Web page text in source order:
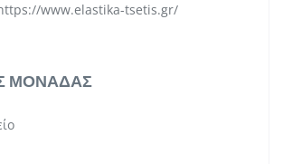
www.elastika-tsetis.gr/
ΜΟΝΑΔΑΣ